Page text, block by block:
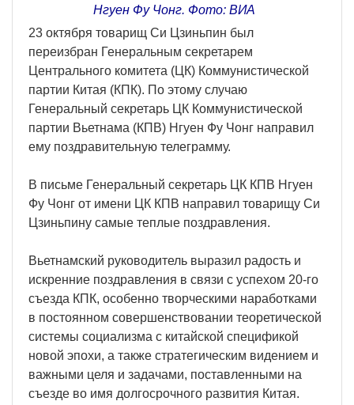
Нгуен Фу Чонг. Фото: ВИА
23 октября товарищ Си Цзиньпин был
переизбран Генеральным секретарем
Центрального комитета (ЦК) Коммунистической
партии Китая (КПК). По этому случаю
Генеральный секретарь ЦК Коммунистической
партии Вьетнама (КПВ) Нгуен Фу Чонг направил
ему поздравительную телеграмму.
В письме Генеральный секретарь ЦК КПВ Нгуен
Фу Чонг от имени ЦК КПВ направил товарищу Си
Цзиньпину самые теплые поздравления.
Вьетнамский руководитель выразил радость и
искренние поздравления в связи с успехом 20-го
съезда КПК, особенно творческими наработками
в постоянном совершенствовании теоретической
системы социализма с китайской спецификой
новой эпохи, а также стратегическим видением и
важными целя и задачами, поставленными на
съезде во имя долгосрочного развития Китая.